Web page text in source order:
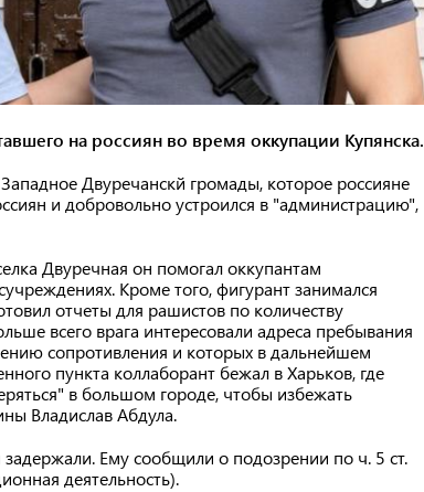
на россиян во время оккупации Купянска.
Двуречанскй громады, которое россияне
и добровольно устроился в "администрацию",
Двуречная он помогал оккупантам
Кроме того, фигурант занимался
отчеты для рашистов по количеству
всего врага интересовали адреса пребывания
сопротивления и которых в дальнейшем
пункта коллаборант бежал в Харьков, где
в большом городе, чтобы избежать
Владислав Абдула.
Ему сообщили о подозрении по ч. 5 ст.
деятельность).